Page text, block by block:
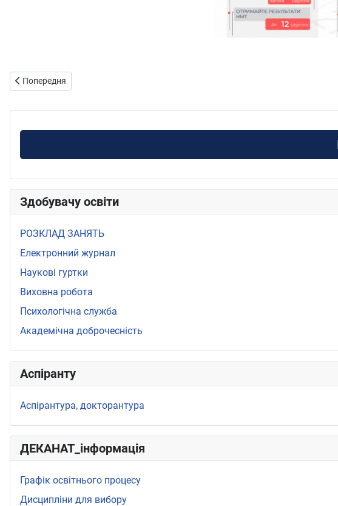
Попередня стаття: захист практики СГ 29-06-2022
Попередня
Здобувачу освіти
РОЗКЛАД ЗАНЯТЬ
Електронний журнал
Наукові гуртки
Виховна робота
Психологічна служба
Академічна доброчесність
Аспіранту
Аспірантура, докторантура
ДЕКАНАТ_інформація
Графік освітнього процесу
Дисципліни для вибору